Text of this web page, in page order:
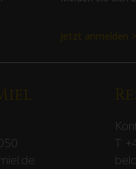
Jetzt anmelden >
T: